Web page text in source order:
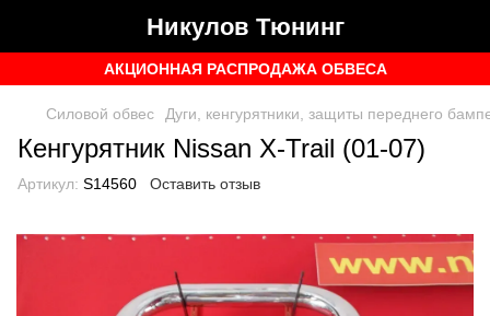
Никулов Тюнинг
АКЦИОННАЯ РАСПРОДАЖА ОБВЕСА
Силовой обвес Дуги, кенгурятники, защиты переднего
Кенгурятник Nissan X-Trail (01-07)
Артикул: S14560 Оставить отзыв